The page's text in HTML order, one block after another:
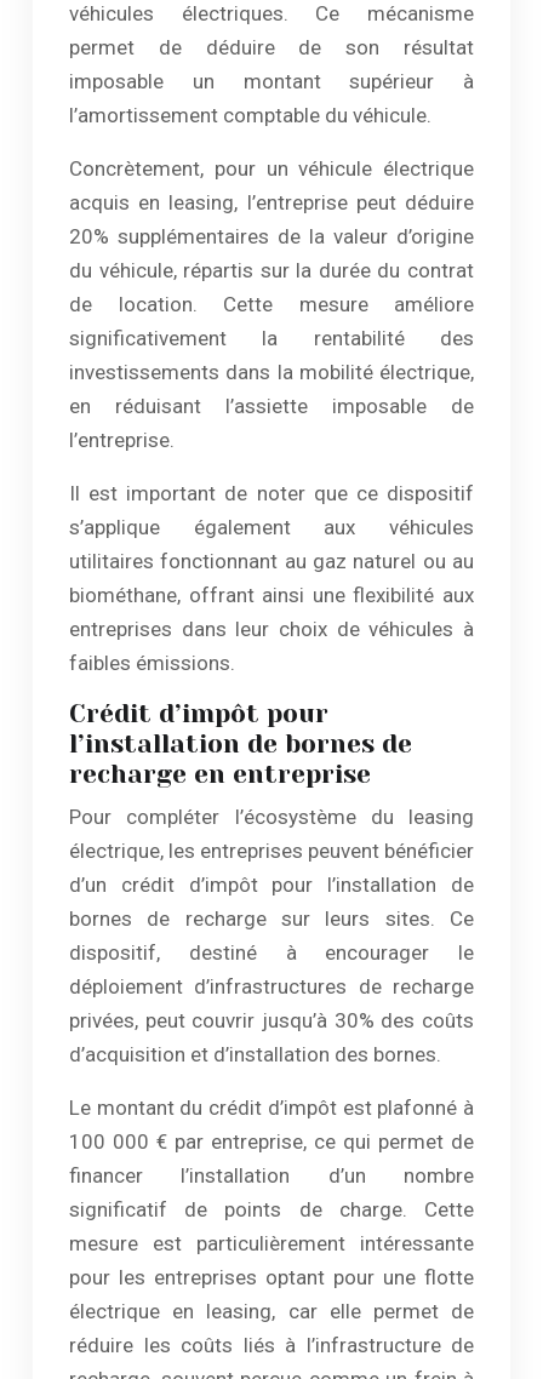
véhicules électriques. Ce mécanisme
permet de déduire de son résultat
imposable un montant supérieur à
l’amortissement comptable du véhicule.
Concrètement, pour un véhicule électrique
acquis en leasing, l’entreprise peut déduire
20% supplémentaires de la valeur d’origine
du véhicule, répartis sur la durée du contrat
de location. Cette mesure améliore
significativement la rentabilité des
investissements dans la mobilité électrique,
en réduisant l’assiette imposable de
l’entreprise.
Il est important de noter que ce dispositif
s’applique également aux véhicules
utilitaires fonctionnant au gaz naturel ou au
biométhane, offrant ainsi une flexibilité aux
entreprises dans leur choix de véhicules à
faibles émissions.
Crédit d’impôt pour
l’installation de bornes de
recharge en entreprise
Pour compléter l’écosystème du leasing
électrique, les entreprises peuvent bénéficier
d’un crédit d’impôt pour l’installation de
bornes de recharge sur leurs sites. Ce
dispositif, destiné à encourager le
déploiement d’infrastructures de recharge
privées, peut couvrir jusqu’à 30% des coûts
d’acquisition et d’installation des bornes.
Le montant du crédit d’impôt est plafonné à
100 000 € par entreprise, ce qui permet de
financer l’installation d’un nombre
significatif de points de charge. Cette
mesure est particulièrement intéressante
pour les entreprises optant pour une flotte
électrique en leasing, car elle permet de
réduire les coûts liés à l’infrastructure de